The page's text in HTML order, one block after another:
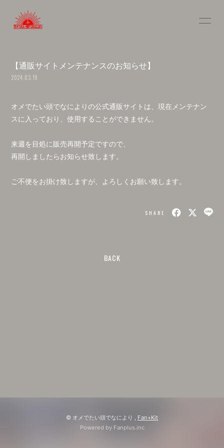
N
ログイン
【通販サイトメンテナンスのお知らせ】
2024.03.19
オメでたい頭でなによりの公式通販サイトは、現在メンテナン
スに入っており、使用することができません。
来週を目処に販売再開予定ですので、
再開しましたらお知らせ致します。
ご不便をお掛け致しますが、よろしくお願い致します。
SHARE
BACK
© オメでたい頭でなにより , Fan+Kit
Powered by Fanplus.inc